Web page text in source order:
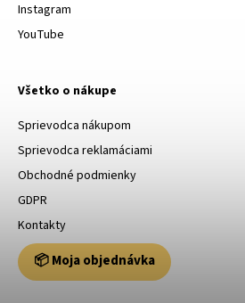
Instagram
YouTube
Všetko o nákupe
Sprievodca nákupom
Sprievodca reklamáciami
Obchodné podmienky
GDPR
Kontakty
📦 Moja objednávka